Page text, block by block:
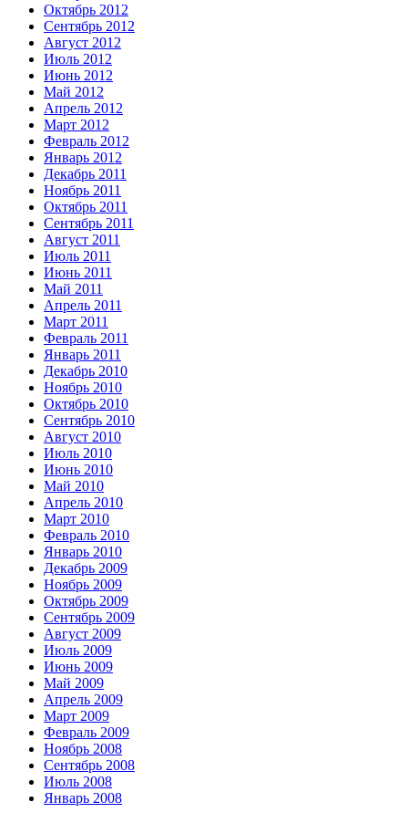
Октябрь 2012
Сентябрь 2012
Август 2012
Июль 2012
Июнь 2012
Май 2012
Апрель 2012
Март 2012
Февраль 2012
Январь 2012
Декабрь 2011
Ноябрь 2011
Октябрь 2011
Сентябрь 2011
Август 2011
Июль 2011
Июнь 2011
Май 2011
Апрель 2011
Март 2011
Февраль 2011
Январь 2011
Декабрь 2010
Ноябрь 2010
Октябрь 2010
Сентябрь 2010
Август 2010
Июль 2010
Июнь 2010
Май 2010
Апрель 2010
Март 2010
Февраль 2010
Январь 2010
Декабрь 2009
Ноябрь 2009
Октябрь 2009
Сентябрь 2009
Август 2009
Июль 2009
Июнь 2009
Май 2009
Апрель 2009
Март 2009
Февраль 2009
Ноябрь 2008
Сентябрь 2008
Июль 2008
Январь 2008